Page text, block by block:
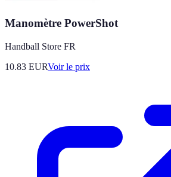
Manomètre PowerShot
Handball Store FR
10.83 EURVoir le prix